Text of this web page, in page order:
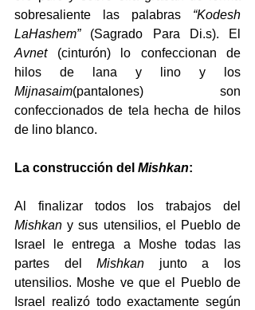
sobresaliente las palabras “Kodesh
LaHashem”
Avnet (cinturón) lo confeccionan de
Mijnasaim(pantalones) son
confeccionados de tela hecha de hilos
de lino blanco.
La construcción del Mishkan:
Al finalizar todos los trabajos del
Mishkan y sus utensilios, el Pueblo de
Israel le entrega a Moshe todas las
partes del Mishkan junto a los
utensilios. Moshe ve que el Pueblo de
Israel realizó todo exactamente según